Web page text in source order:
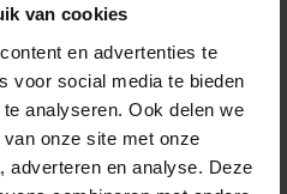
van cookies
en advertenties te
voor social media te bieden
analyseren. Ook delen we
onze site met onze
adverteren en analyse. Deze